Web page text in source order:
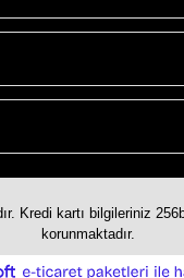
Kredi kartı bilgileriniz
korunmaktadır.
ideasoft e-